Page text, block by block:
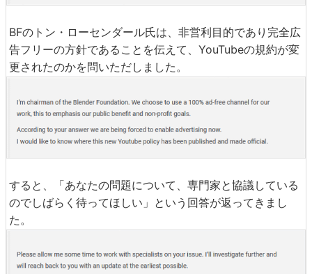
BFのトン・ローセンダール氏は、非営利目的であり完全広
告フリーの方針であることを伝えて、YouTubeの規約が変
更されたのかを問いただしました。
すると、「あなたの問題について、専門家と協議している
のでしばらく待ってほしい」という回答が返ってきまし
た。